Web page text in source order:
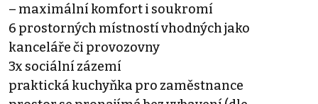
– maximální komfort i soukromí
6 prostorných místností vhodných jako
kanceláře či provozovny
3x sociální zázemí
praktická kuchyňka pro zaměstnance